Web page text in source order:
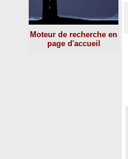
Moteur de recherche en
page d'accueil